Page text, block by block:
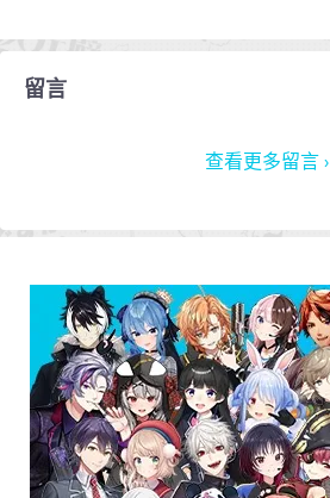
留言
查看更多留言 ›